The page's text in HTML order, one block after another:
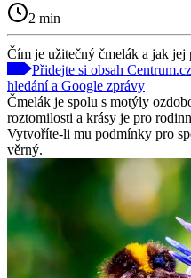
2 min
Čím je užitečný čmelák a jak jej
Přidejte si obsah
hledání a Google zprávy
Čmelák je spolu s motýly
roztomilosti a krásy je pro
Vytvoříte-li mu podmínky pro
věrný.